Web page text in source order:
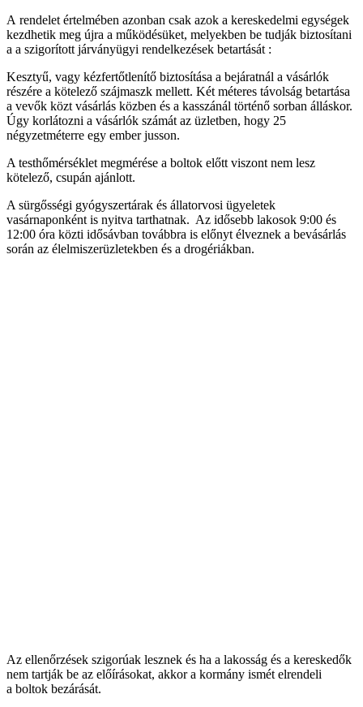
A rendelet értelmében azonban csak azok a kereskedelmi egységek
kezdhetik meg újra a működésüket, melyekben be tudják biztosítani
a a szigorított járványügyi rendelkezések betartását :
Kesztyű, vagy kézfertőtlenítő biztosítása a bejáratnál a vásárlók
részére a kötelező szájmaszk mellett. Két méteres távolság betartása
a vevők közt vásárlás közben és a kasszánál történő sorban álláskor.
Úgy korlátozni a vásárlók számát az üzletben, hogy 25
négyzetméterre egy ember jusson.
A testhőmérséklet megmérése a boltok előtt viszont nem lesz
kötelező, csupán ajánlott.
A sürgősségi gyógyszertárak és állatorvosi ügyeletek
vasárnaponként is nyitva tarthatnak. Az idősebb lakosok 9:00 és
12:00 óra közti idősávban továbbra is előnyt élveznek a bevásárlás
során az élelmiszerüzletekben és a drogériákban.
Az ellenőrzések szigorúak lesznek és ha a lakosság és a kereskedők
nem tartják be az előírásokat, akkor a kormány ismét elrendeli
a boltok bezárását.